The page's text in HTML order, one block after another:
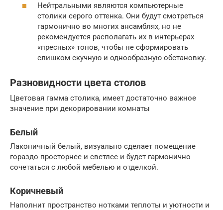
Нейтральными являются компьютерные
столики серого оттенка. Они будут смотреться
гармонично во многих ансамблях, но не
рекомендуется располагать их в интерьерах
«пресных» тонов, чтобы не сформировать
слишком скучную и однообразную обстановку.
Разновидности цвета столов
Цветовая гамма столика, имеет достаточно важное
значение при декорировании комнаты
Белый
Лаконичный белый, визуально сделает помещение
гораздо просторнее и светлее и будет гармонично
сочетаться с любой мебелью и отделкой.
Коричневый
Наполнит пространство нотками теплоты и уютности и